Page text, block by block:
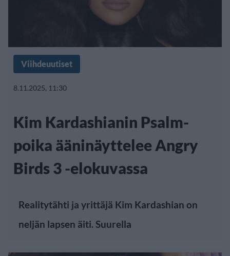
Viihdeuutiset
8.11.2025, 11:30
Kim Kardashianin Psalm-
poika ääninäyttelee Angry
Birds 3 -elokuvassa
Realitytähti ja yrittäjä Kim Kardashian on
neljän lapsen äiti. Suurella